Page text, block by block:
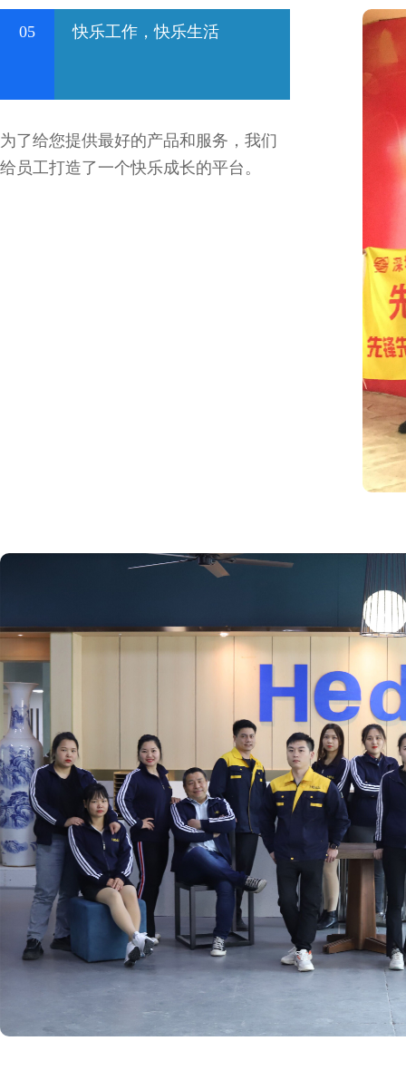
05 快乐工作，快乐生活
为了给您提供最好的产品和服务，我们
给员工打造了一个快乐成长的平台。